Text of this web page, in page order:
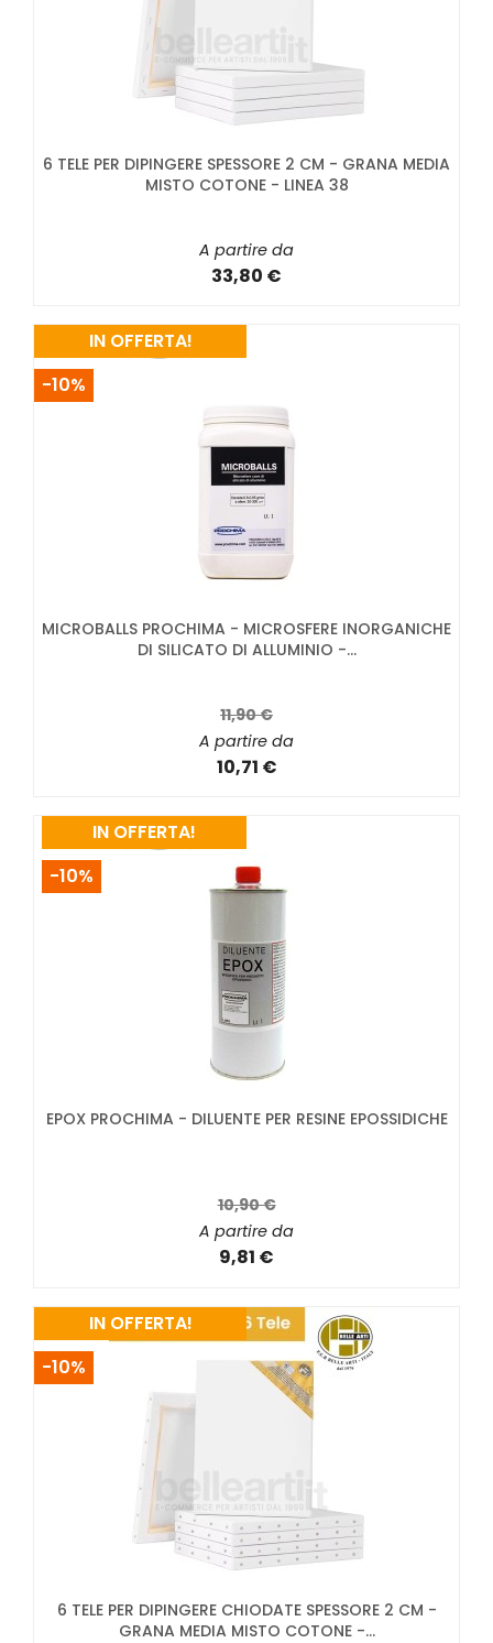
6 TELE PER DIPINGERE SPESSORE 2 CM - GRANA MEDIA
MISTO COTONE - LINEA 38
A partire da
33,80 €
MICROBALLS PROCHIMA - MICROSFERE INORGANICHE
DI SILICATO DI ALLUMINIO -...
11,90 €
A partire da
10,71 €
IN OFFERTA!
-10%
EPOX PROCHIMA - DILUENTE PER RESINE EPOSSIDICHE
10,90 €
A partire da
9,81 €
IN OFFERTA!
-10%
6 TELE PER DIPINGERE CHIODATE SPESSORE 2 CM -
GRANA MEDIA MISTO COTONE -...
IN OFFERTA!
-10%